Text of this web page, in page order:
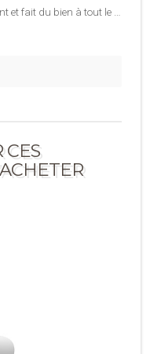
et fait du bien à tout le …
CES